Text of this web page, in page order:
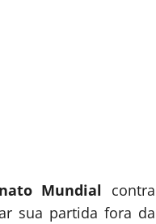
Mundial contra
sua partida fora da